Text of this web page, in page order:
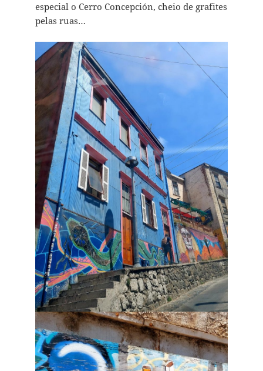
especial o Cerro Concepción, cheio de grafites
pelas ruas…